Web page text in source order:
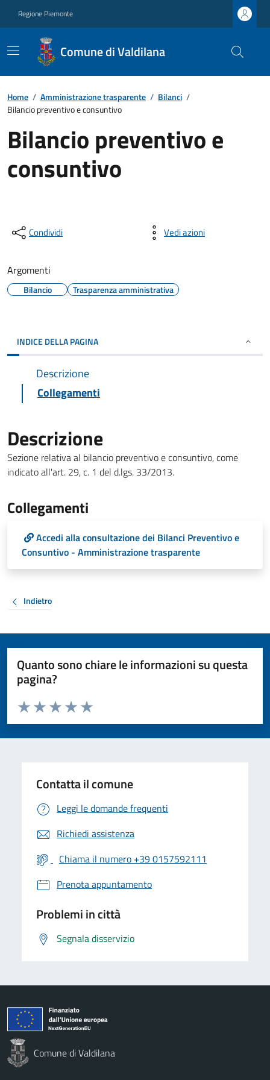
Regione Piemonte
Comune di Valdilana
Home / Amministrazione trasparente / Bilanci /
Bilancio preventivo e consuntivo
Bilancio preventivo e
consuntivo
Condividi Vedi azioni
Argomenti
Bilancio Trasparenza amministrativa
INDICE DELLA PAGINA
Descrizione
Collegamenti
Descrizione
Sezione relativa al bilancio preventivo e consuntivo, come
indicato all'art. 29, c. 1 del d.lgs. 33/2013.
Collegamenti
Accedi alla consultazione dei Bilanci Preventivo e
Consuntivo - Amministrazione trasparente
Indietro
Quanto sono chiare le informazioni su questa
pagina?
Valuta da 1 a 5 stelle la pagina
Valuta 5 stelle su 5
Valuta 4 stelle su 5
Valuta 3 stelle su 5
Valuta 2 stelle su 5
Valuta 1 stelle su 5
Contatta il comune
Leggi le domande frequenti
Richiedi assistenza
Chiama il numero +39 0157592111
Prenota appuntamento
Problemi in città
Segnala disservizio
Comune di Valdilana